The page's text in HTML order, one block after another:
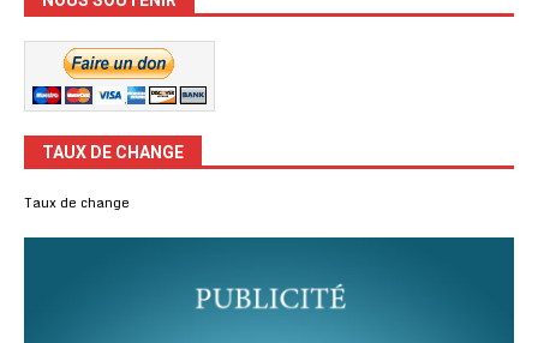
TAUX DE CHANGE
Taux de change